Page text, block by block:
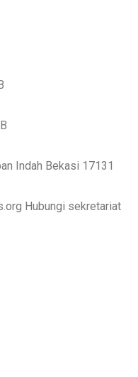
Indah Bekasi 17131
Hubungi sekretariat